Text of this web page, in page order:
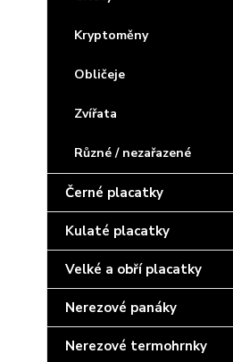
Kryptoměny
Obličeje
Zvířata
Různé / nezařazené
Černé placatky
Kulaté placatky
Velké a obří placatky
Nerezové panáky
Nerezové termohrnky